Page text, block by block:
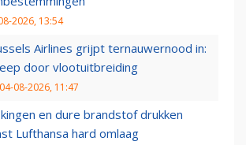
2026, 13:54
Airlines grijpt ternauwernood in:
door vlootuitbreiding
04-08-2026, 11:47
en dure brandstof drukken
Lufthansa hard omlaag